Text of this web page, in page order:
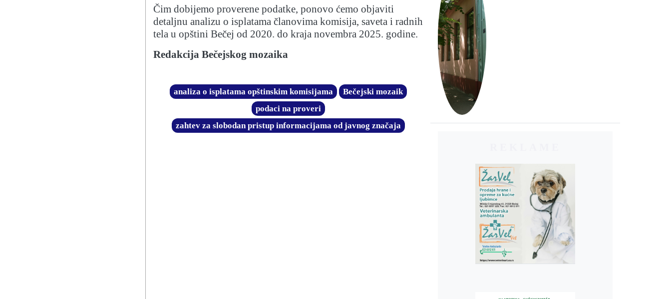
Čim dobijemo proverene podatke, ponovo ćemo objaviti
detaljnu analizu o isplatama članovima komisija, saveta i radnih
tela u opštini Bečej od 2020. do kraja novembra 2025. godine.
Redakcija Bečejskog mozaika
analiza o isplatama opštinskim komisijama
Bečejski mozaik
podaci na proveri
zahtev za slobodan pristup informacijama od javnog značaja